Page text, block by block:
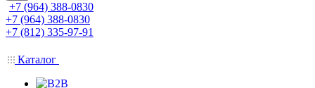
+7 (964) 388-0830
+7 (964) 388-0830
+7 (812) 335-97-91
Каталог